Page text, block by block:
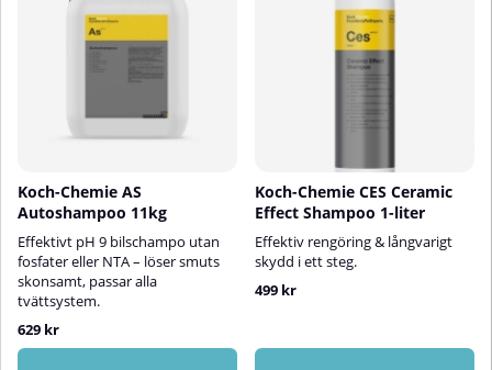
Koch-Chemie AS
Autoshampoo 11kg
Effektivt pH 9 bilschampo utan
fosfater eller NTA – löser smuts
skonsamt, passar alla
tvättsystem.
629 kr
Koch-Chemie CES Ceramic
Effect Shampoo 1-liter
Effektiv rengöring & långvarigt
skydd i ett steg.
499 kr